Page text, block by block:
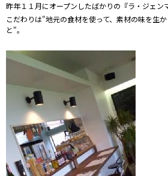
昨年１１月にオープンしたばかりの『ラ・ジェン
こだわりは"地元の食材を使って、素材の味を生
と"。